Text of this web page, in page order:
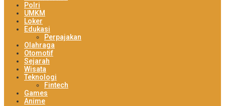
Polri
UMKM
Loker
Edukasi
Perpajakan
Olahraga
Otomotif
Sejarah
Wisata
Teknologi
Fintech
Games
Anime